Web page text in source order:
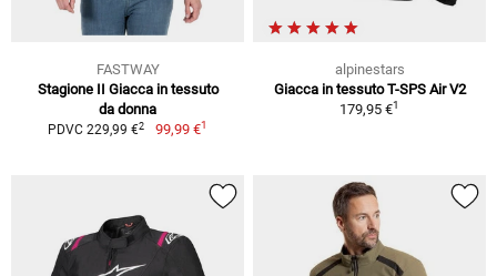
FASTWAY
Stagione II Giacca in tessuto
da donna
PDVC 229,99 €2 99,99 €1
alpinestars
Giacca in tessuto T-SPS Air V2
179,95 €1